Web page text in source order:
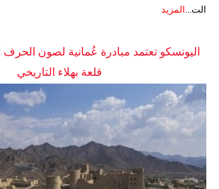
الت...
المزيد
اليونسكو تعتمد مبادرة عُمانية لصون الحرف
قلعة بهلاء التاريخي